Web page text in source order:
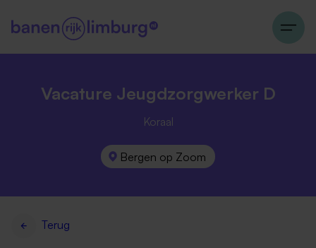
Vacature Jeugdzorgwerker D
Koraal
Bergen op Zoom
Terug